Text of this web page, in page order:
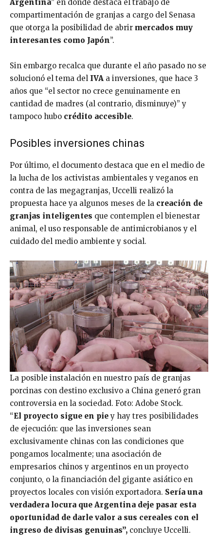
Argentina” en donde destaca el trabajo de
compartimentación de granjas a cargo del Senasa
que otorga la posibilidad de abrir mercados muy
interesantes como Japón”.
Sin embargo recalca que durante el año pasado no se
solucionó el tema del IVA a inversiones, que hace 3
años que “el sector no crece genuinamente en
cantidad de madres (al contrario, disminuye)” y
tampoco hubo crédito accesible.
Posibles inversiones chinas
Por último, el documento destaca que en el medio de
la lucha de los activistas ambientales y veganos en
contra de las megagranjas, Uccelli realizó la
propuesta hace ya algunos meses de la creación de
granjas inteligentes que contemplen el bienestar
animal, el uso responsable de antimicrobianos y el
cuidado del medio ambiente y social.
La posible instalación en nuestro país de granjas
porcinas con destino exclusivo a China generó gran
controversia en la sociedad. Foto: Adobe Stock.
“El proyecto sigue en piey hay tres posibilidades
de ejecución: que las inversiones sean
exclusivamente chinas con las condiciones que
pongamos localmente; una asociación de
empresarios chinos y argentinos en un proyecto
conjunto, o la financiación del gigante asiático en
proyectos locales con visión exportadora. Sería una
verdadera locura que Argentina deje pasar esta
oportunidad de darle valor a sus cereales con el
ingreso de divisas genuinas”, concluye Uccelli.